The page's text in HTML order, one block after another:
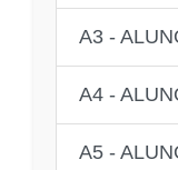
A3 -
A4 -
A5 -